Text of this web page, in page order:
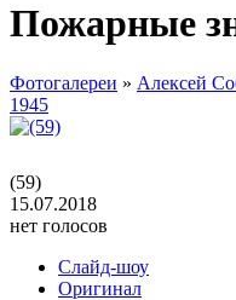
Пожарные
Фотогалереи » Алексей
1945
(59)
15.07.2018
нет голосов
Слайд-шоу
Оригинал